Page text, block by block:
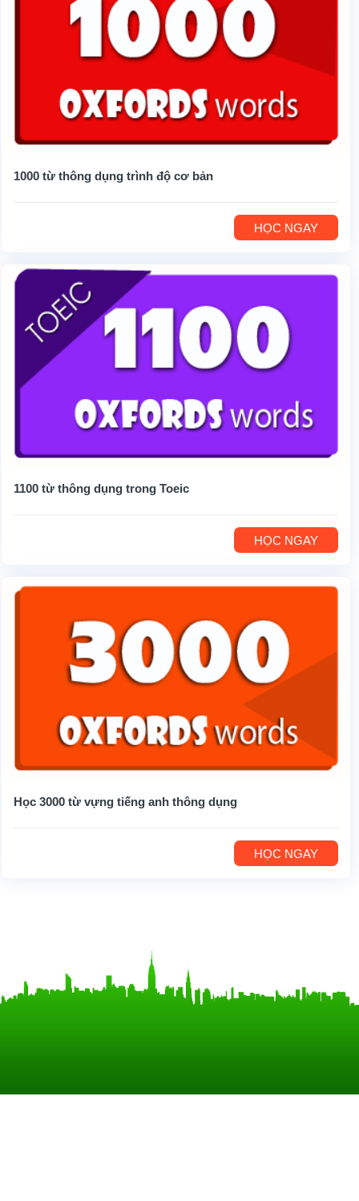
1000 từ thông dụng trình độ cơ bản
HỌC NGAY
1100 từ thông dụng trong Toeic
HỌC NGAY
Học 3000 từ vựng tiếng anh thông dụng
HỌC NGAY